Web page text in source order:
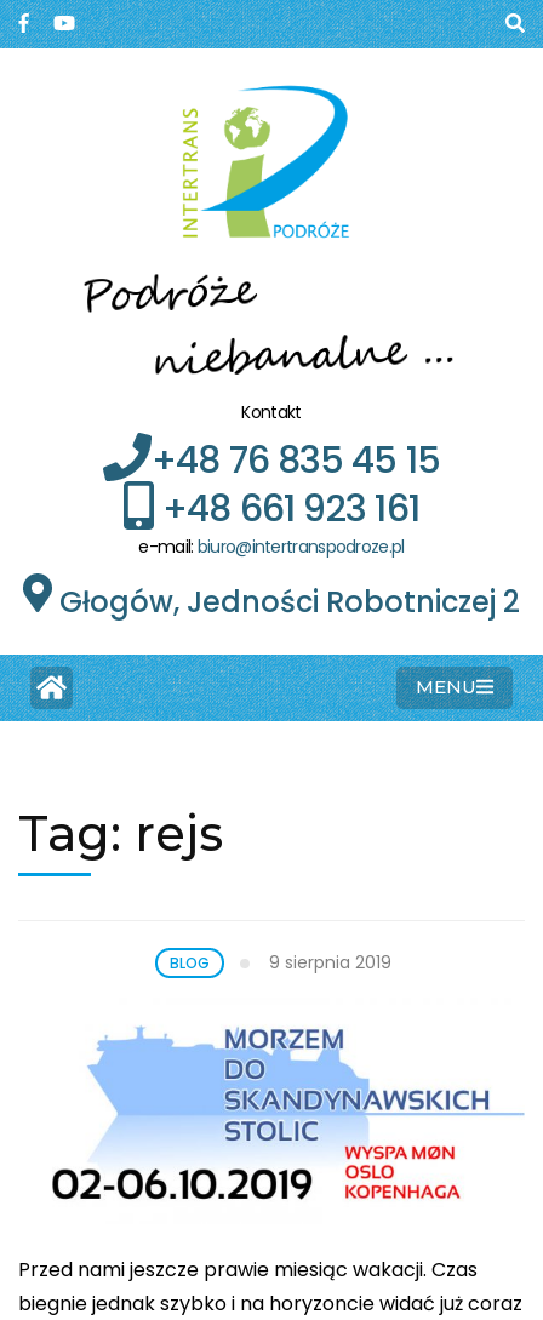
BIURO PODRÓŻY W
GŁOGOWIE
Kontakt
+48 76 835 45 15
+48 661 923 161
e-mail: biuro@intertranspodroze.pl
Głogów, Jedności Robotniczej 2
MENU
Tag: rejs
BLOG 9 sierpnia 2019
Przed nami jeszcze prawie miesiąc wakacji. Czas
biegnie jednak szybko i na horyzoncie widać już coraz